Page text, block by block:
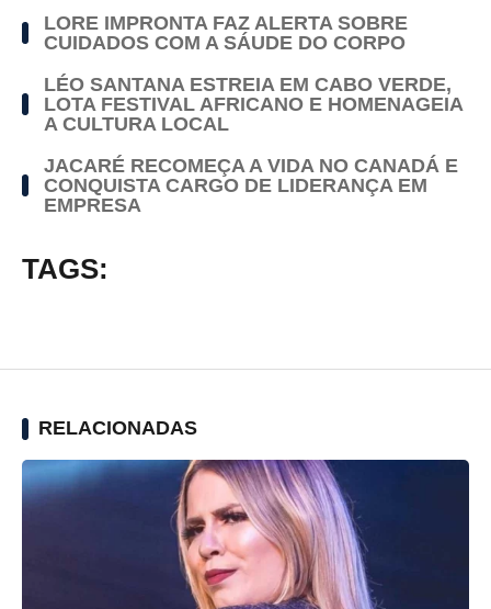
LORE IMPRONTA FAZ ALERTA SOBRE
CUIDADOS COM A SÁUDE DO CORPO
LÉO SANTANA ESTREIA EM CABO VERDE,
LOTA FESTIVAL AFRICANO E HOMENAGEIA
A CULTURA LOCAL
JACARÉ RECOMEÇA A VIDA NO CANADÁ E
CONQUISTA CARGO DE LIDERANÇA EM
EMPRESA
TAGS:
RELACIONADAS